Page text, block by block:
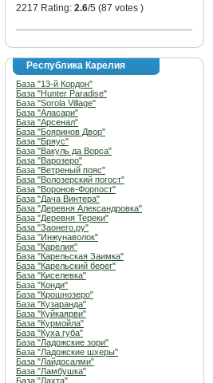
2217 Rating: 2.6/5 (87 votes )
Республика Карелия
База "13-й Кордон"
База "Hunter Paradise"
База "Sorola Village"
База "Аласари"
База "Арсенал"
База "Бояринов Двор"
База "Бряус"
База "Вакуль да Ворса"
База "Варозеро"
База "Ветреный пояс"
База "Волозерский погост"
База "Воронов-Форпост"
База "Дача Винтера"
База "Деревня Александровка"
База "Деревня Тереки"
База "Заонего.ру"
База "Инжунаволок"
База "Карелия"
База "Карельская Заимка"
База "Карельский берег"
База "Киселевка"
База "Конди"
База "Крошнозеро"
База "Кузаранда"
База "Куйкаярви"
База "Курмойла"
База "Куха губа"
База "Ладожские зори"
База "Ладожские шхеры"
База "Лайдосалми"
База "Ламбушка"
База "Лахта"